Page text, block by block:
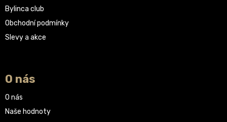
Bylinca club
Obchodní podmínky
Slevy a akce
O nás
O nás
Naše hodnoty